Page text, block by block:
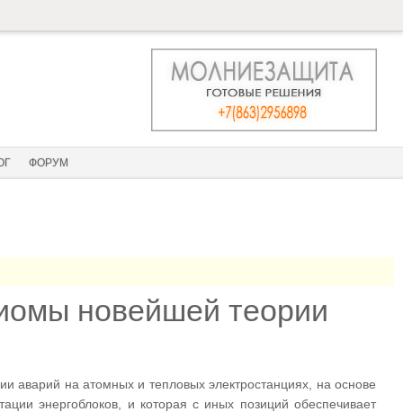
ФОРУМ
новейшей теории
на атомных и тепловых электростанциях, на основе
энергоблоков, и которая с иных позиций обеспечивает